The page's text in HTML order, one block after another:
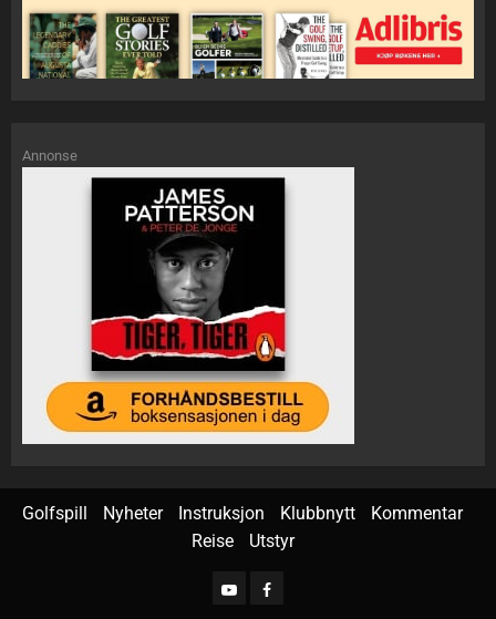
Annonse
Golfspill Nyheter Instruksjon Klubbnytt
Kommentar
Reise
Utstyr